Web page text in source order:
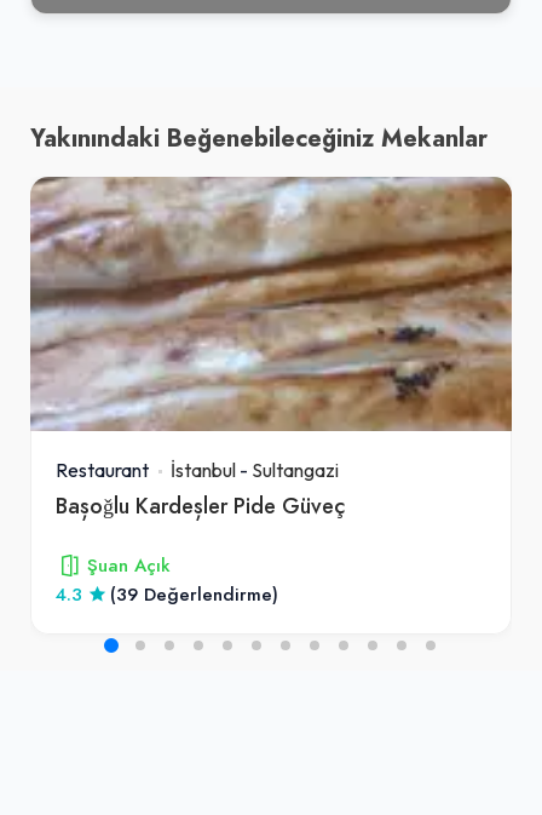
Yakınındaki Beğenebileceğiniz Mekanlar
Restaurant İstanbul - Sultangazi
Bașoǧlu Kardeșler Pide Güveç
Şuan Açık
4.3
(39 Değerlendirme)